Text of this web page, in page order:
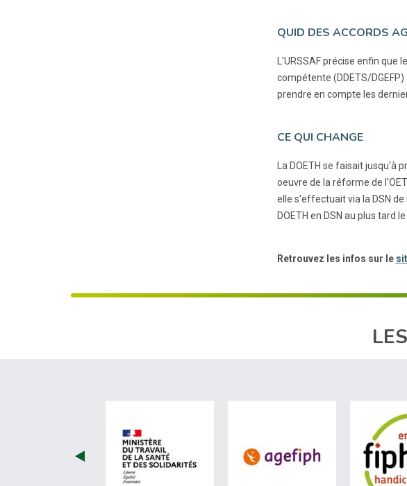
QUID DES ACCORDS
L'URSSAF précise enfin que
compétente (DDETS/
prendre en compte les
CE QUI CHANGE
La DOETH se faisait jusqu'à
oeuvre de la réforme de
elle s'effectuait via la DSN
DOETH en DSN au plus tard
Retrouvez les infos sur le
visiter les site de Ministère du travailvisiter les site de